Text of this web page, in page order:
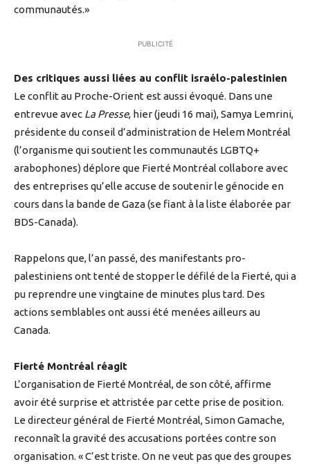
communautés.»
PUBLICITÉ
Des critiques aussi liées au conflit israélo-palestinien
Le conflit au Proche-Orient est aussi évoqué. Dans une
entrevue avec La Presse, hier (jeudi 16 mai), Samya Lemrini,
présidente du conseil d’administration de Helem Montréal
(l’organisme qui soutient les communautés LGBTQ+
arabophones) déplore que Fierté Montréal collabore avec
des entreprises qu’elle accuse de soutenir le génocide en
cours dans la bande de Gaza (se fiant à la liste élaborée par
BDS-Canada).
Rappelons que, l’an passé, des manifestants pro-
palestiniens ont tenté de stopper le défilé de la Fierté, qui a
pu reprendre une vingtaine de minutes plus tard. Des
actions semblables ont aussi été menées ailleurs au
Canada.
Fierté Montréal réagit
L’organisation de Fierté Montréal, de son côté, affirme
avoir été surprise et attristée par cette prise de position.
Le directeur général de Fierté Montréal, Simon Gamache,
reconnaît la gravité des accusations portées contre son
organisation. « C’est triste. On ne veut pas que des groupes